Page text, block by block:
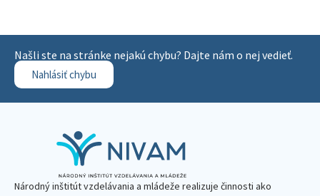
Našli ste na stránke nejakú chybu? Dajte nám o nej vedieť.
Nahlásiť chybu
Národný inštitút vzdelávania a mládeže realizuje činnosti ako